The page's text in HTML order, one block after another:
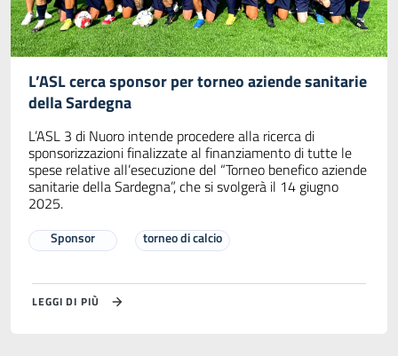
L’ASL cerca sponsor per torneo aziende sanitarie
della Sardegna
L’ASL 3 di Nuoro intende procedere alla ricerca di
sponsorizzazioni finalizzate al finanziamento di tutte le
spese relative all’esecuzione del “Torneo benefico aziende
sanitarie della Sardegna”, che si svolgerà il 14 giugno
2025.
Sponsor torneo di calcio
LEGGI DI PIÙ